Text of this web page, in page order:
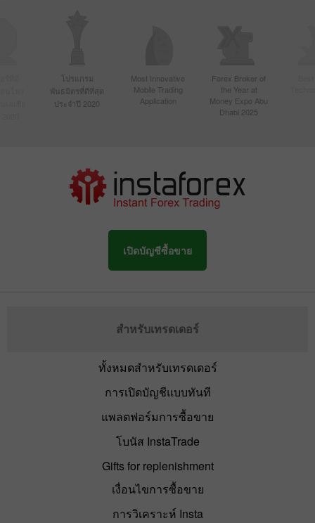
โปรแกรม
พันธมิตรที่ดีที่สุด
ประจำปี 2020
Most Innovative
Mobile Trading
Application
Forex Broker of
the Year at
Money Expo Abu
Dhabi 2025
เปิดบัญชีซื้อขาย
สำหรับเทรดเดอร์
ทั้งหมดสำหรับเทรดเดอร์
การเปิดบัญชีแบบทันที
แพลตฟอร์มการซื้อขาย
โบนัส InstaTrade
Gifts for replenishment
เงื่อนไขการซื้อขาย
การวิเคราะห์ Insta